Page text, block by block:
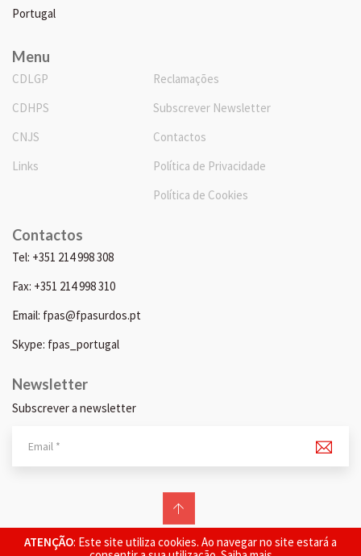
ATENÇÃO: Este site utiliza cookies. Ao navegar no site estará a
Portugal
Menu
CDLGP
CDHPS
CNJS
Links
Reclamações
Subscrever Newsletter
Contactos
Política de Privacidade
Política de Cookies
Contactos
Tel: +351 214 998 308
Fax: +351 214 998 310
Email: fpas@fpasurdos.pt
Skype: fpas_portugal
Newsletter
Subscrever a newsletter
© 2026 FPAS. Todos os direitos reservados.